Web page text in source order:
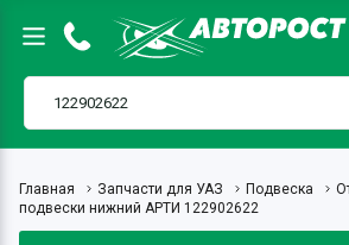
Главная Запчасти для УАЗ Подвеска
подвески нижний АРТИ 122902622